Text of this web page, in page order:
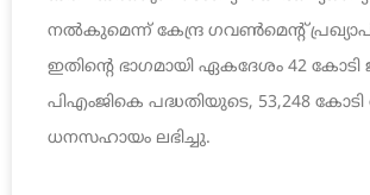
നൽകുമെന്ന് കേന്ദ്ര ഗവൺമെൻ്റ്
ഇതിൻ്റെ ഭാഗമായി ഏകദേശം 42
പിഎംജികെ പദ്ധതിയുടെ, 53,248
ധനസഹായം ലഭിച്ചു.